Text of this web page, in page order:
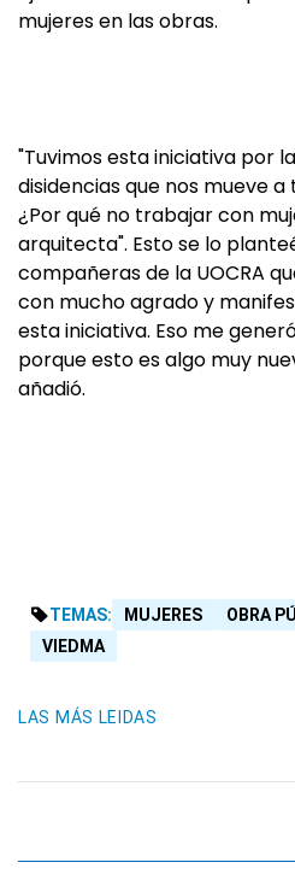
mujeres en las obras.
"Tuvimos esta iniciativa por
disidencias que nos mueve
¿Por qué no trabajar con
arquitecta". Esto se lo
compañeras de la UOCRA
con mucho agrado y
esta iniciativa. Eso me
porque esto es algo muy
añadió.
TEMAS: MUJERES OBRA
VIEDMA
LAS MÁS LEIDAS